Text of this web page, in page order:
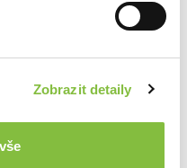
Zobrazit detaily